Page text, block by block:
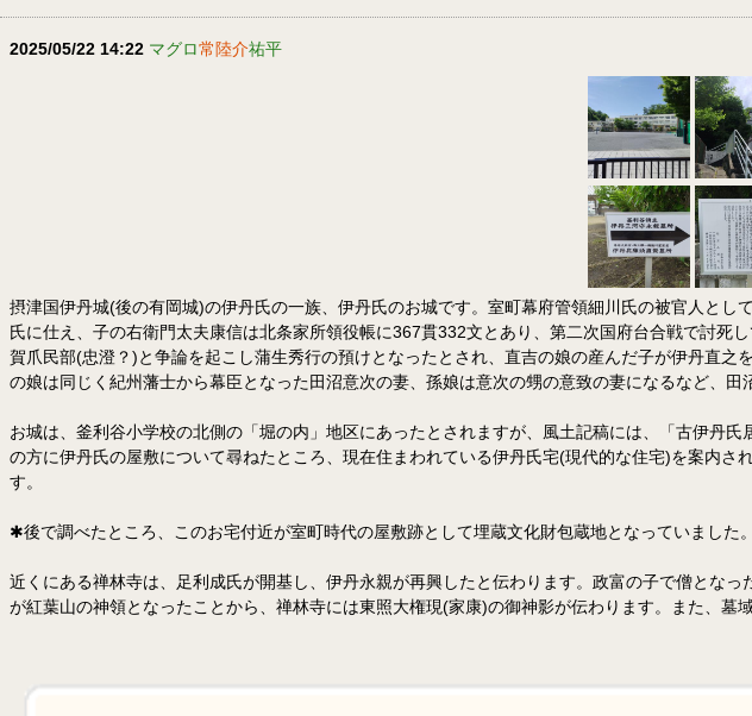
2025/05/22 14:22 マグロ常陸介祐平
摂津国伊丹城(後の有岡城)の伊丹氏の一族、伊丹氏のお城です。室町幕府管領細川氏の被官人と
氏に仕え、子の右衛門太夫康信は北条家所領役帳に367貫332文とあり、第二次国府台合戦で討
賀爪民部(忠澄？)と争論を起こし蒲生秀行の預けとなったとされ、直吉の娘の産んだ子が伊丹直
の娘は同じく紀州藩士から幕臣となった田沼意次の妻、孫娘は意次の甥の意致の妻になるなど、
お城は、釜利谷小学校の北側の「堀の内」地区にあったとされますが、風土記稿には、「古伊丹
の方に伊丹氏の屋敷について尋ねたところ、現在住まわれている伊丹氏宅(現代的な住宅)を案内
す。
✱後で調べたところ、このお宅付近が室町時代の屋敷跡として埋蔵文化財包蔵地となっていました。
近くにある禅林寺は、足利成氏が開基し、伊丹永親が再興したと伝わります。政富の子で僧とな
が紅葉山の神領となったことから、禅林寺には東照大権現(家康)の御神影が伝わります。また、墓